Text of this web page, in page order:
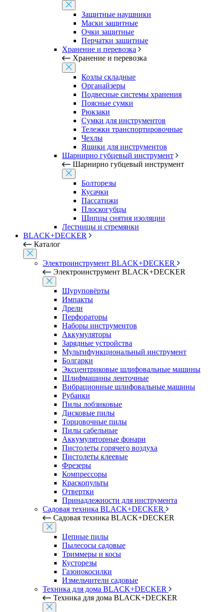
Защитные наушники
Маски защитные
Очки защитные
Перчатки защитные
Хранение и перевозка
Хранение и перевозка
Козлы складные
Органайзеры
Подвесные системы хранения
Поясные сумки
Рюкзаки
Сумки для инструментов
Тележки транспортировочные
Чехлы
Ящики для инструментов
Шарнирно губцевый инструмент
Шарнирно губцевый инструмент
Болторезы
Кусачки
Пассатижи
Плоскогубцы
Щипцы снятия изоляции
Лестницы и стремянки
BLACK+DECKER
Каталог
Электроинструмент BLACK+DECKER
Электроинструмент BLACK+DECKER
Шуруповёрты
Импакты
Дрели
Перфораторы
Наборы инструментов
Аккумуляторы
Зарядные устройства
Мультифункциональный инструмент
Болгарки
Эксцентриковые шлифовальные машины
Шлифмашины ленточные
Вибрационные шлифовальные машины
Рубанки
Пилы лобзиковые
Дисковые пилы
Торцовочные пилы
Пилы сабельные
Аккумуляторные фонари
Пистолеты горячего воздуха
Пистолеты клеевые
Фрезеры
Компрессоры
Краскопульты
Отвертки
Принадлежности для инструмента
Садовая техника BLACK+DECKER
Садовая техника BLACK+DECKER
Цепные пилы
Пылесосы садовые
Триммеры и косы
Кусторезы
Газонокосилки
Измельчители садовые
Техника для дома BLACK+DECKER
Техника для дома BLACK+DECKER